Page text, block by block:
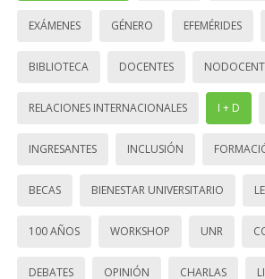
EXÁMENES GÉNERO EFEMÉRIDES
BIBLIOTECA DOCENTES
RELACIONES INTERNACIONALES I + D
INGRESANTES INCLUSIÓN
BECAS BIENESTAR UNIVERSITARIO
100 AÑOS WORKSHOP UNR
DEBATES OPINIÓN CHARLAS